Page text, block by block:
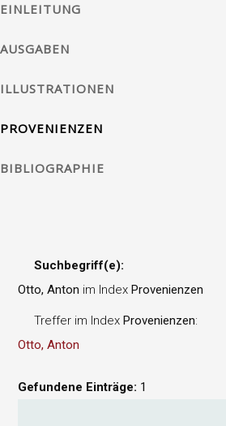
EINLEITUNG
AUSGABEN
ILLUSTRATIONEN
PROVENIENZEN
BIBLIOGRAPHIE
Suchbegriff(e):
Otto, Anton im IndexProvenienzen
Treffer im IndexProvenienzen:
Otto, Anton
Gefundene Einträge: 1